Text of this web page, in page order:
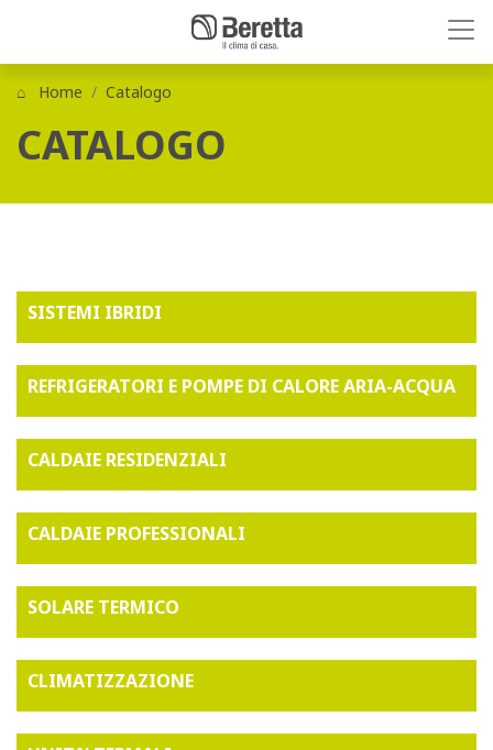
Home Catalogo
CATALOGO
SISTEMI IBRIDI
REFRIGERATORI E POMPE DI CALORE ARIA-ACQUA
CALDAIE RESIDENZIALI
CALDAIE PROFESSIONALI
SOLARE TERMICO
CLIMATIZZAZIONE